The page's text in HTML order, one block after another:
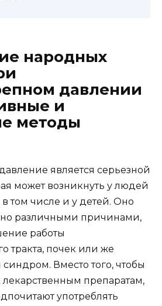
народных
давлении
и
методы
является серьезной
может возникнуть у людей
в том числе и у детей. Оно
различными причинами,
работы
тракта, почек или же
Вместо того, чтобы
лекарственным препаратам,
употреблять